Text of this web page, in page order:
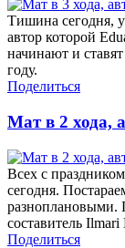
Тишина сегодня,
автор которой
начинают и
году.
Поделиться
Мат в 2 хода,
Всех с
сегодня.
разноплановыми.
составитель
Поделиться